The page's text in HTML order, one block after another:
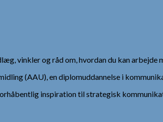
vinkler og råd om, hvordan du kan
(AAU), en diplomuddannelse i
inspiration til strategisk